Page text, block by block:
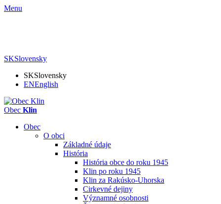
Menu
SKSlovensky
SKSlovensky
ENEnglish
Obec Klin
Obec
O obci
Základné údaje
História
História obce do roku 1945
Klin po roku 1945
Klin za Rakúsko-Uhorska
Cirkevné dejiny
Významné osobnosti